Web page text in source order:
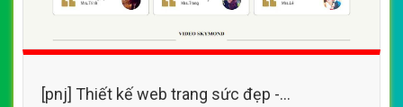
[pnj] Thiết kế web trang sức đẹp -